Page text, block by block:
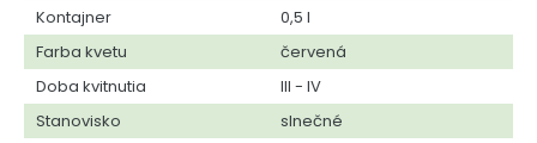
Kontajner
0,5 l
Farba kvetu
červená
Doba kvitnutia
III - IV
Stanovisko
slnečné